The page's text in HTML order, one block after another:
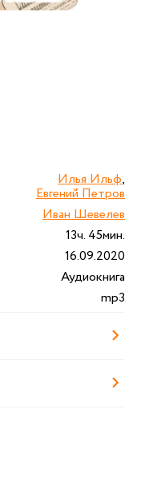
Илья Ильф,
Евгений Петров
Иван Шевелев
13ч. 45мин.
16.09.2020
Аудиокнига
mp3